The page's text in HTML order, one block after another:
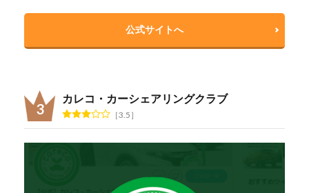
公式サイトへ
カレコ・カーシェアリングクラブ
3.5